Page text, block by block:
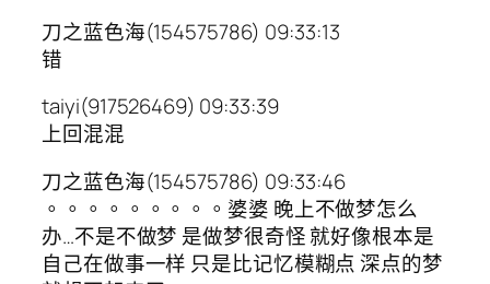
刀之蓝色海(154575786) 09:33:13
错
taiyi(917526469) 09:33:39
上回混混
刀之蓝色海(154575786) 09:33:46
。。。。。。。。。婆婆 晚上不做梦怎么
办…不是不做梦 是做梦很奇怪 就好像根本是
自己在做事一样 只是比记忆模糊点 深点的梦